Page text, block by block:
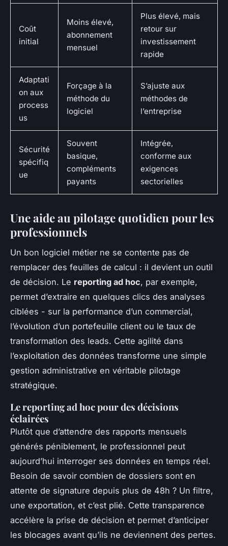
Coût
initial
Moins élevé,
abonnement
mensuel
Plus élevé, mais
retour sur
investissement
rapide
Adaptati
on aux
process
us
Forçage à la
méthode du
logiciel
S’ajuste aux
méthodes de
l’entreprise
Sécurité
spécifiq
ue
Souvent
basique,
compléments
payants
Intégrée,
conforme aux
exigences
sectorielles
Une aide au pilotage quotidien pour les
professionnels
Un bon logiciel métier ne se contente pas de
remplacer des feuilles de calcul : il devient un outil
de décision. Le reporting ad hoc, par exemple,
permet d’extraire en quelques clics des analyses
ciblées - sur la performance d’un commercial,
l’évolution d’un portefeuille client ou le taux de
transformation des leads. Cette agilité dans
l’exploitation des données transforme une simple
gestion administrative en véritable pilotage
stratégique.
Le reporting ad hoc pour des décisions
éclairées
Plutôt que d’attendre des rapports mensuels
générés péniblement, le professionnel peut
aujourd’hui interroger ses données en temps réel.
Besoin de savoir combien de dossiers sont en
attente de signature depuis plus de 48h ? Un filtre,
une exportation, et c’est plié. Cette transparence
accélère la prise de décision et permet d’anticiper
les blocages avant qu’ils ne deviennent des pertes.